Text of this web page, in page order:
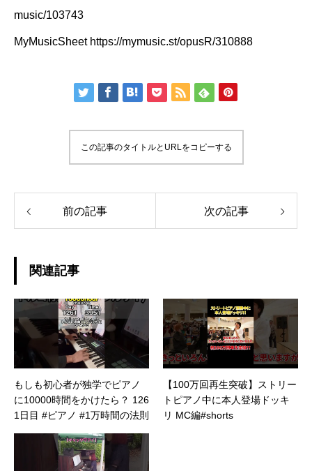
music/103743
MyMusicSheet https://mymusic.st/opusR/310888
この記事のタイトルとURLをコピーする
前の記事 次の記事
関連記事
もしも初心者が独学でピアノ
に10000時間をかけたら？ 126
1日目 #ピアノ #1万時間の法則
【100万回再生突破】ストリー
トピアノ中に本人登場ドッキ
リ MC編#shorts